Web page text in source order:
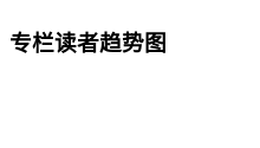
专栏读者趋势图